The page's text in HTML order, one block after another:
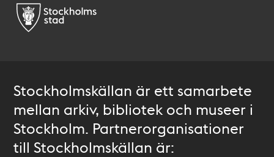
Stockholmskällan är ett samarbete
mellan arkiv, bibliotek och museer i
Stockholm. Partnerorganisationer
till Stockholmskällan är: